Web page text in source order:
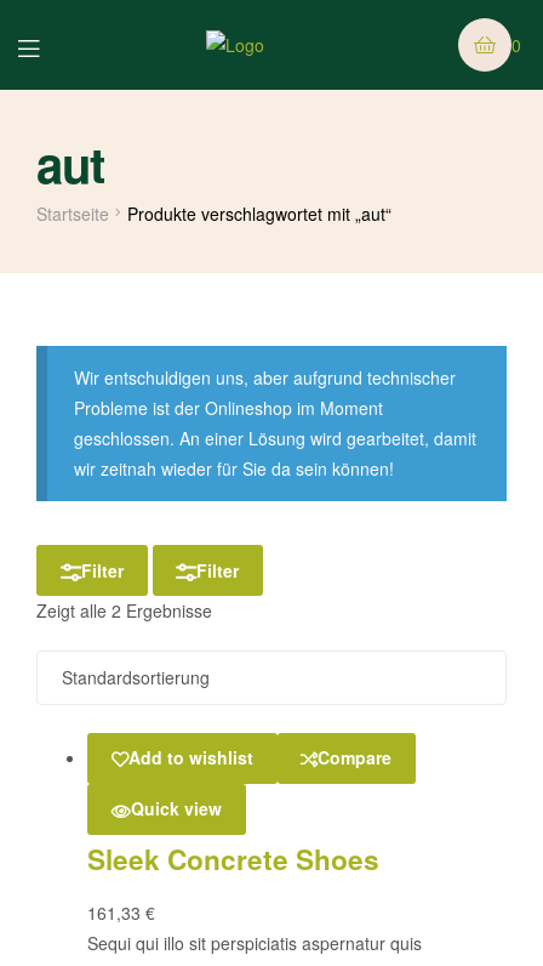
0
aut
Startseite Produkte verschlagwortet mit „aut“
Wir entschuldigen uns, aber aufgrund technischer
Probleme ist der Onlineshop im Moment
geschlossen. An einer Lösung wird gearbeitet, damit
wir zeitnah wieder für Sie da sein können!
Filter
Filter
Zeigt alle 2 Ergebnisse
Add to wishlist Compare
Quick view
Sleek Concrete Shoes
161,33 €
Sequi qui illo sit perspiciatis aspernatur quis